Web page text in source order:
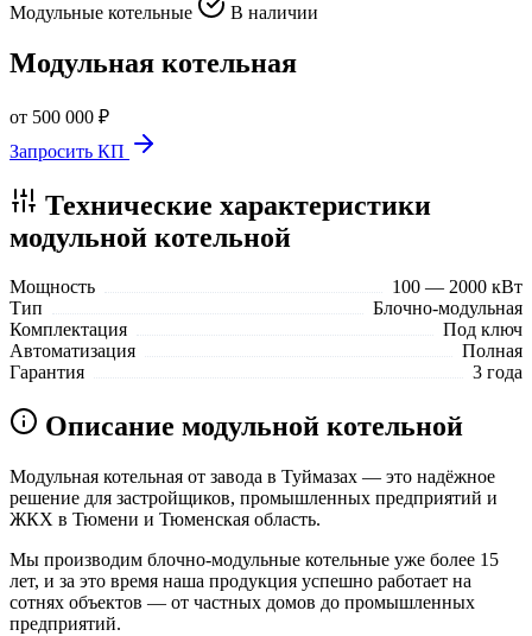
Модульные котельные В наличии
Модульная котельная
от 500 000 ₽
Запросить КП
Технические характеристики
модульной котельной
Мощность
100 — 2000 кВт
Тип
Блочно-модульная
Комплектация
Под ключ
Автоматизация
Полная
Гарантия
3 года
Описание модульной котельной
Модульная котельная от завода в Туймазах — это надёжное
решение для застройщиков, промышленных предприятий и
ЖКХ в Тюмени и Тюменская область.
Мы производим блочно-модульные котельные уже более 15
лет, и за это время наша продукция успешно работает на
сотнях объектов — от частных домов до промышленных
предприятий.